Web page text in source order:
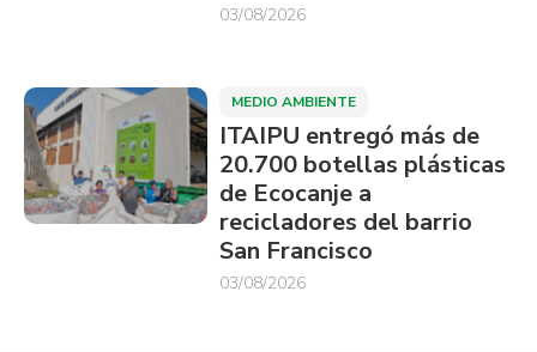
03/08/2026
MEDIO AMBIENTE
ITAIPU entregó más de
20.700 botellas plásticas
de Ecocanje a
recicladores del barrio
San Francisco
03/08/2026